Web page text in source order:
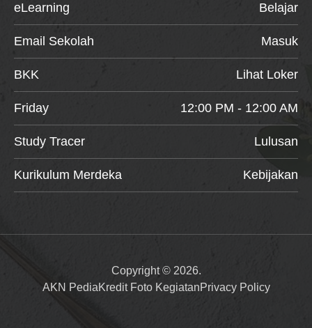
eLearning Belajar
Email Sekolah Masuk
BKK Lihat Loker
Friday 12:00 PM - 12:00 AM
Study Tracer Lulusan
Kurikulum Merdeka Kebijakan
Copyright © 2026.
AKN PediaKredit Foto KegiatanPrivacy Policy